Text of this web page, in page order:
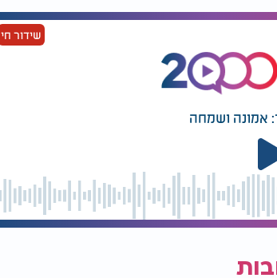
לשינה בשעות אחר הצהריים כדי להשלים
יותר, אך עדיף שלא להתאמן סמוך מדי לשעת
איכות השינה.
שידור חי
אמונה ושמחה